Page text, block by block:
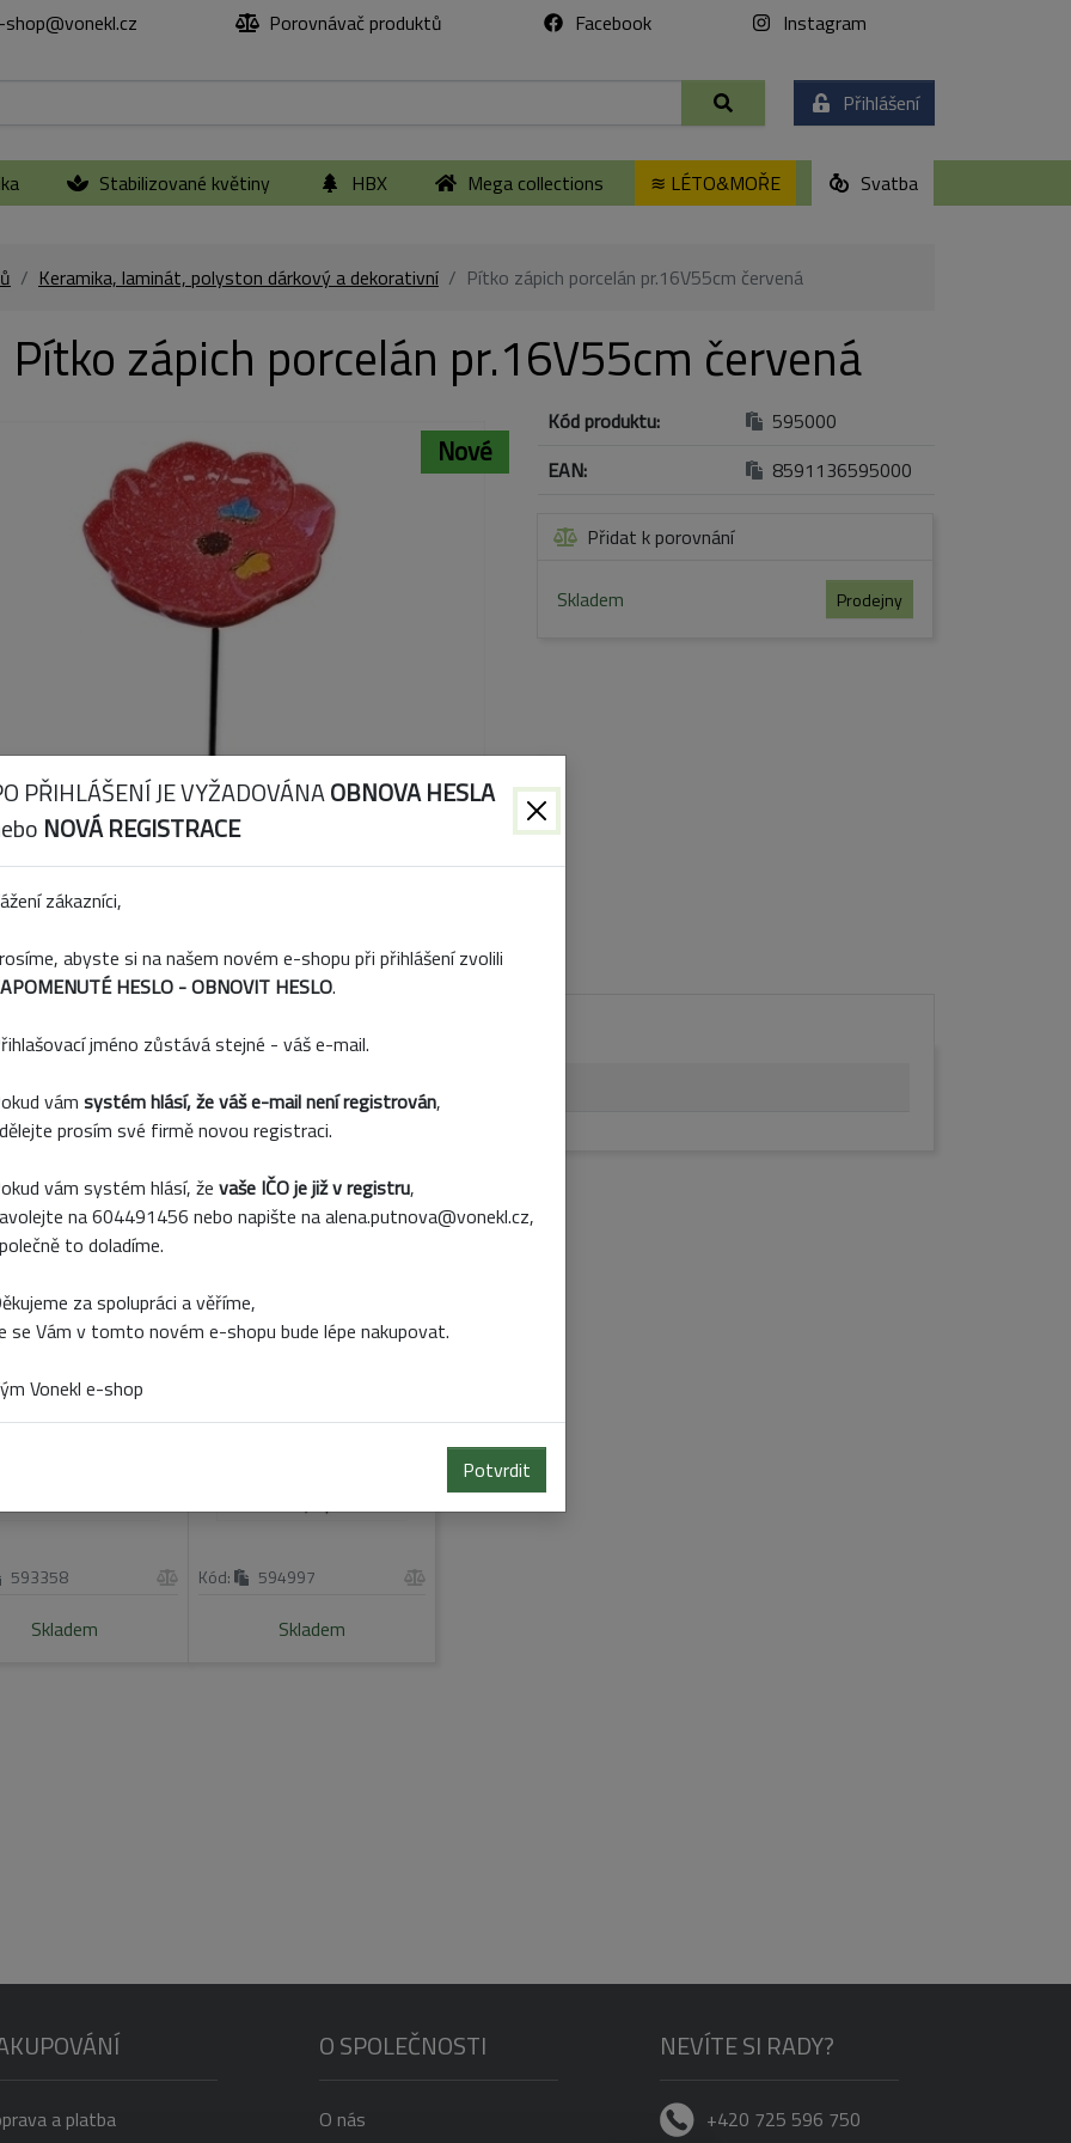
shop@vonekl.cz Porovnávač produktů Facebook Instagram
Přihlášení
Stabilizované květiny HBX Mega collections ≋ LÉTO&MOŘE Svatba
Keramika, laminát, polyston dárkový a dekorativní Pítko zápich porcelán pr.16V55cm červená
Pítko zápich porcelán pr.16V55cm červená
Nové
Kód produktu:
595000
EAN:
8591136595000
Přidat k porovnání
Skladem Prodejny
produkty
ZÁPICH PORCELÁN
Nové
593358
Skladem
Nové
Kód: 594997
Skladem
a platba
O SPOLEČNOSTI
O nás
NEVÍTE SI RADY?
+420 725 596 750
PŘIHLÁŠENÍ JE VYŽADOVÁNAOBNOVA HESLA
NOVÁ REGISTRACE
zákazníci,
abyste si na našem novém e-shopu při přihlášení zvolili
HESLO - OBNOVIT HESLO.
jméno zůstává stejné - váš e-mail.
vám systém hlásí, že váš e-mail není registrován,
prosím své firmě novou registraci.
vám systém hlásí, že vaše IČO je již v registru,
na 604491456 nebo napište na alena.putnova@vonekl.cz,
to doladíme.
za spolupráci a věříme,
se Vám v tomto novém e-shopu bude lépe nakupovat.
Vonekl e-shop
Potvrdit